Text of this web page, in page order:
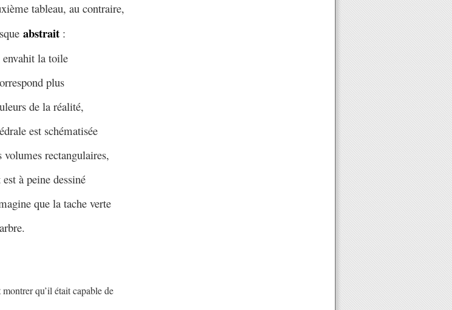
tableau, au contraire,
abstrait :
la toile
plus
de la réalité,
est schématisée
volumes rectangulaires,
à peine dessiné
que la tache verte
qu’il était capable de